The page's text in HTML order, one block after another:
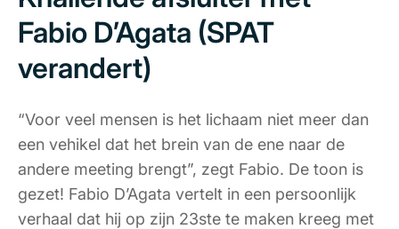
Fabio D’Agata (SPAT
verandert)
“Voor veel mensen is het lichaam niet meer dan
een vehikel dat het brein van de ene naar de
andere meeting brengt”, zegt Fabio. De toon is
gezet! Fabio D’Agata vertelt in een persoonlijk
verhaal dat hij op zijn 23ste te maken kreeg met